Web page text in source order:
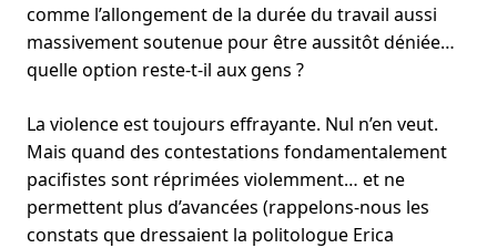
comme l’allongement de la durée du travail aussi
massivement soutenue pour être aussitôt déniée…
quelle option reste-t-il aux gens ?
La violence est toujours effrayante. Nul n’en veut.
Mais quand des contestations fondamentalement
pacifistes sont réprimées violemment… et ne
permettent plus d’avancées (rappelons-nous les
constats que dressaient la politologue Erica